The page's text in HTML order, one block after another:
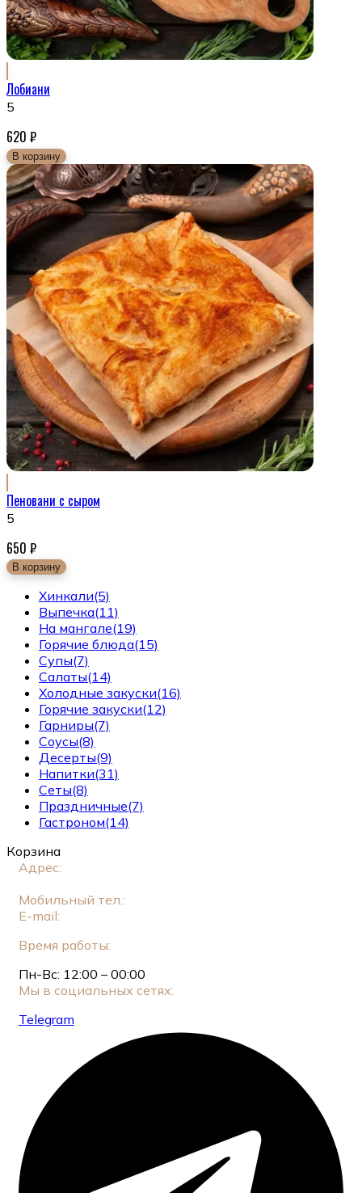
Лобиани
5
620 ₽
В корзину
Пеновани с сыром
5
650 ₽
В корзину
Хинкали(5)
Выпечка(11)
На мангале(19)
Горячие блюда(15)
Супы(7)
Салаты(14)
Холодные закуски(16)
Горячие закуски(12)
Гарниры(7)
Соусы(8)
Десерты(9)
Напитки(31)
Сеты(8)
Праздничные(7)
Гастроном(14)
Корзина
Адрес:
Мобильный тел.:
E-mail:
Время работы:
Пн-Вс: 12:00 – 00:00
Мы в социальных сетях:
Telegram